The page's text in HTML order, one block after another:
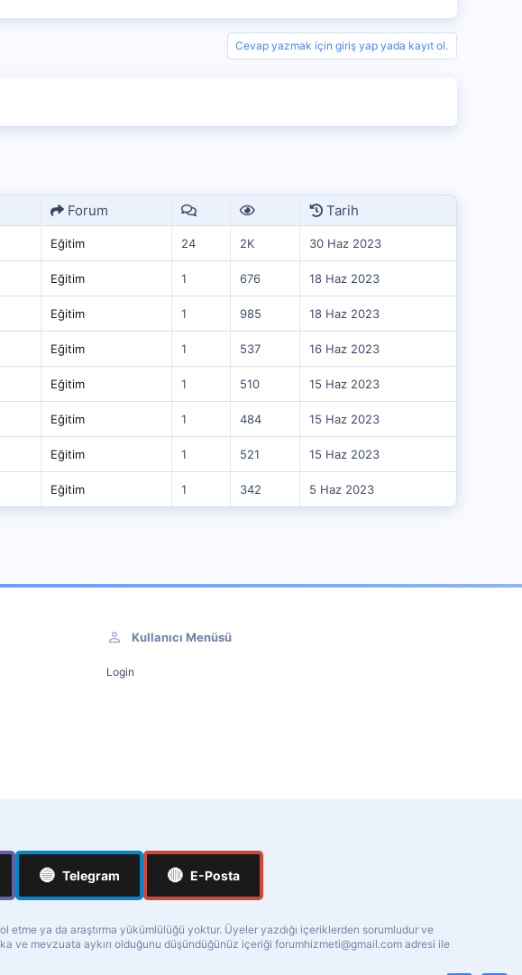
Cevap yazmak için giriş yap yada kayıt ol.
Forum Tarih
Eğitim 24 2K 30 Haz 2023
Eğitim 1 676 18 Haz 2023
Eğitim 1 985 18 Haz 2023
Eğitim 1 537 16 Haz 2023
Eğitim 1 510 15 Haz 2023
Eğitim 1 484 15 Haz 2023
Eğitim 1 521 15 Haz 2023
Eğitim 1 342 5 Haz 2023
Kullanıcı Menüsü
Login
🔵 Telegram 🔴 E-Posta
etme ya da araştırma yükümlülüğü yoktur. Üyeler yazdığı içeriklerden sorumludur ve
ve mevzuata aykırı olduğunu düşündüğünüz içeriği forumhizmeti@gmail.com adresi ile